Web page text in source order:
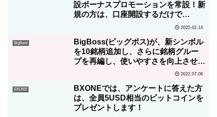
設ボーナスプロモーションを常設！新
規の方は、口座開設するだけで
2025.02.14
BigBoss
BigBoss(ビッグボス)が、新シンボル
を10銘柄追加し、さらに銘柄グルー
プを再編し、使いやすさを向上させま
2022.07.06
BXONE
BXONEでは、アンケートに答えた方
は、全員5USD相当のビットコインを
プレゼントします！